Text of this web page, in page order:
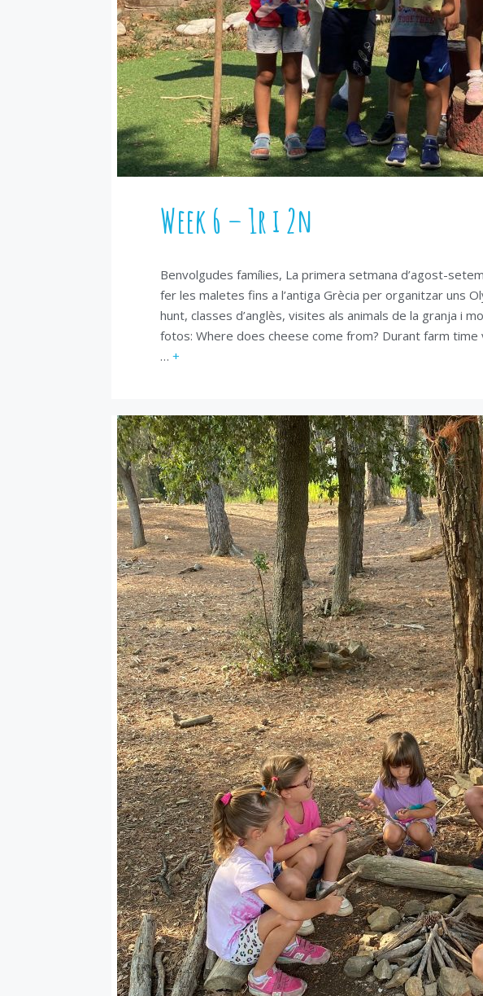
Week 6 – 1r i 2n
Benvolgudes famílies, La primera setmana d’agost-
fer les maletes fins a l’antiga Grècia per organitzar uns
hunt, classes d’anglès, visites als animals de la granja i
fotos: Where does cheese come from? Durant farm time
… +